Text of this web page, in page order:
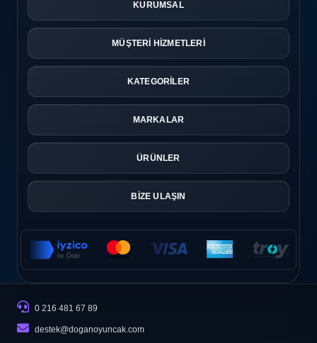
KURUMSAL
MÜŞTERİ HİZMETLERİ
KATEGORİLER
MARKALAR
ÜRÜNLER
BİZE ULAŞIN
0 216 481 67 89
destek@doganoyuncak.com